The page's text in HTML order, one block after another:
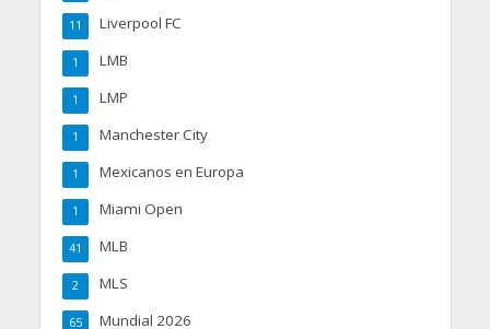
Liverpool FC
11
LMB
1
LMP
1
Manchester City
1
Mexicanos en Europa
1
Miami Open
1
MLB
41
MLS
2
Mundial 2026
65